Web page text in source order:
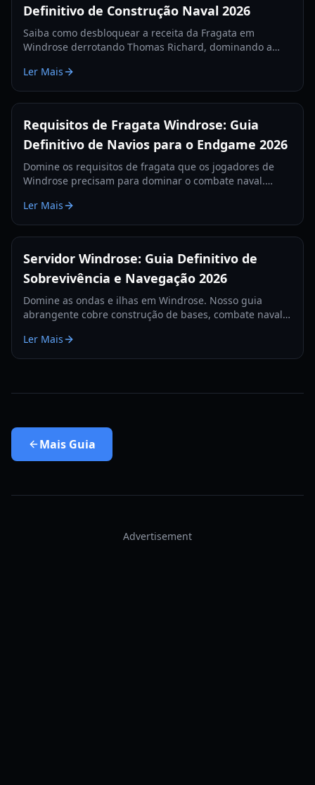
Definitivo de Construção Naval 2026
Saiba como desbloquear a receita da Fragata em
Windrose derrotando Thomas Richard, dominando a
de Ferro.
Ler Mais
Requisitos de Fragata Windrose: Guia
Definitivo de Navios para o Endgame 2026
Domine os requisitos de fragata que os jogadores de
Windrose precisam para dominar o combate naval.
de defesa e táticas para 2026.
Ler Mais
Servidor Windrose: Guia Definitivo de
Sobrevivência e Navegação 2026
Domine as ondas e ilhas em Windrose. Nosso guia
abrangente cobre construção de bases, combate naval e
Ler Mais
Mais Guia
Advertisement